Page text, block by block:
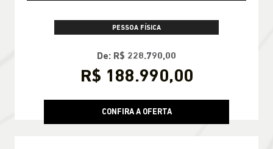
PESSOA FÍSICA
De: R$ 228.790,00
R$ 188.990,00
CONFIRA A OFERTA